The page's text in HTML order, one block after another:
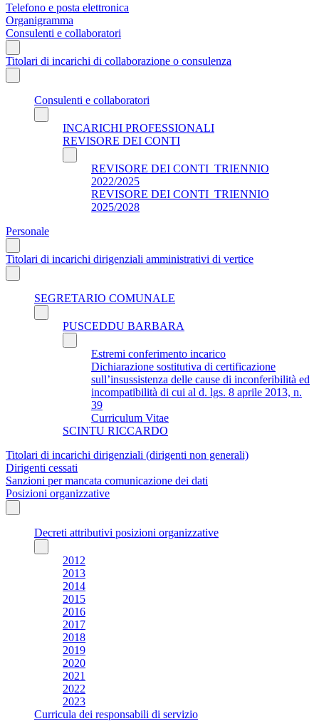
Telefono e posta elettronica
Organigramma
Consulenti e collaboratori
Titolari di incarichi di collaborazione o consulenza
Consulenti e collaboratori
INCARICHI PROFESSIONALI
REVISORE DEI CONTI
REVISORE DEI CONTI_TRIENNIO
2022/2025
REVISORE DEI CONTI_TRIENNIO
2025/2028
Personale
Titolari di incarichi dirigenziali amministrativi di vertice
SEGRETARIO COMUNALE
PUSCEDDU BARBARA
Estremi conferimento incarico
Dichiarazione sostitutiva di certificazione
sull’insussistenza delle cause di inconferibilità ed
incompatibilità di cui al d. lgs. 8 aprile 2013, n.
39
Curriculum Vitae
SCINTU RICCARDO
Titolari di incarichi dirigenziali (dirigenti non generali)
Dirigenti cessati
Sanzioni per mancata comunicazione dei dati
Posizioni organizzative
Decreti attributivi posizioni organizzative
2012
2013
2014
2015
2016
2017
2018
2019
2020
2021
2022
2023
Curricula dei responsabili di servizio